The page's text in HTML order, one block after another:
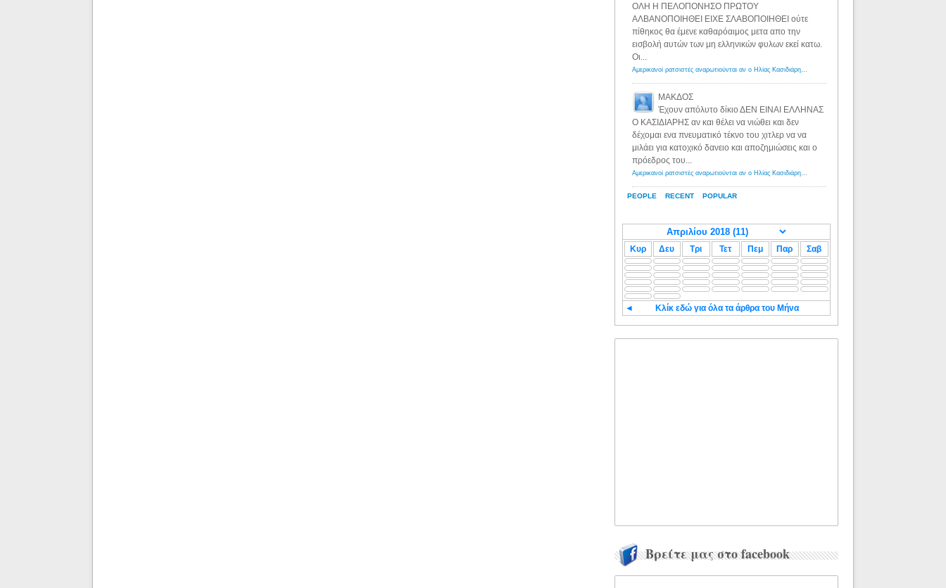
PEOPLE RECENT POPULAR
ΟΛΗ Η ΠΕΛΟΠΟΝΗΣΟ ΠΡΩΤΟΥ
ΑΛΒΑΝΟΠΟΙΗΘΕΙ ΕΙΧΕ ΣΛΑΒΟΠΟΙΗΘΕΙ ούτε
πίθηκος θα έμενε καθαρόαιμος μετα απο την
εισβολή αυτών των μη ελληνικών φυλων εκεί κατω.
Οι...
Αμερικανοί ρατσιστές αναρωτιούνται αν ο Ηλίας Κασιδιάρης ανήκει στη λευκή φυλή... - Λόγιος Ερμής
ΜΑΚΔΟΣ
Έχουν απόλυτο δίκιο ΔΕΝ ΕΙΝΑΙ ΕΛΛΗΝΑΣ
Ο ΚΑΣΙΔΙΑΡΗΣ αν και θέλει να νιώθει και δεν
δέχομαι ενα πνευματικό τέκνο του χιτλερ να να
μιλάει για κατοχικό δανειο και αποζημιώσεις και ο
πρόεδρος του...
Αμερικανοί ρατσιστές αναρωτιούνται αν ο Ηλίας Κασιδιάρης ανήκει στη λευκή φυλή... - Λόγιος Ερμής
Κυρ Δευ Τρι Τετ Πεμ Παρ Σαβ
◄ Κλίκ εδώ για όλα τα άρθρα του Μήνα
Βρείτε μας στο facebook